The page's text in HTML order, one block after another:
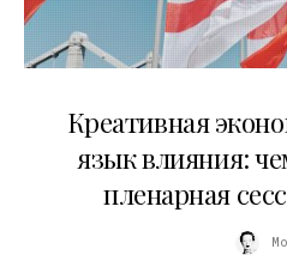
Креативная
язык влияния:
пленарная